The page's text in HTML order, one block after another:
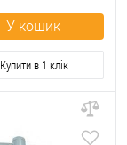
У кошик
Купити в 1 клік